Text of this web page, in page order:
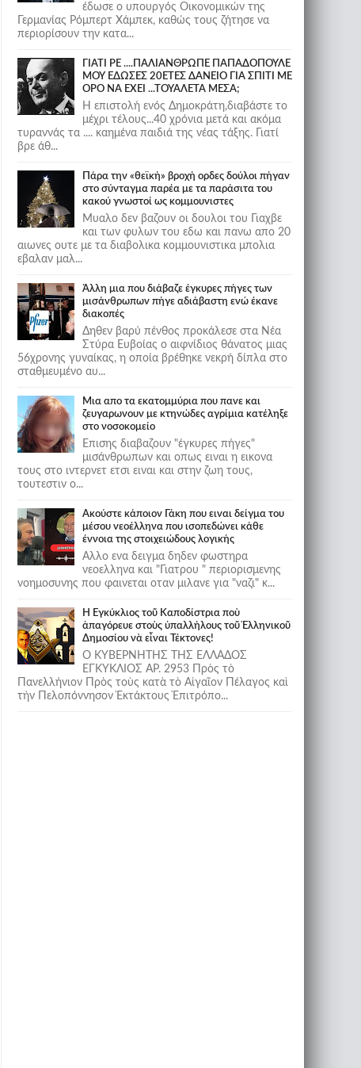
έδωσε ο υπουργός Οικονομικών της
Γερμανίας Ρόμπερτ Χάμπεκ, καθώς τους ζήτησε να
περιορίσουν την κατα...
ΓΙΑΤΙ ΡΕ ....ΠΑΛΙΑΝΘΡΩΠΕ ΠΑΠΑΔΟΠΟΥΛΕ
ΜΟΥ ΕΔΩΣΕΣ 20ΕΤΕΣ ΔΑΝΕΙΟ ΓΙΑ ΣΠΙΤΙ ΜΕ
ΟΡΟ ΝΑ ΕΧΕΙ ...ΤΟΥΑΛΕΤΑ ΜΕΣΑ;
Η επιστολή ενός Δημοκράτη,διαβάστε το
μέχρι τέλους...40 χρόνια μετά και ακόμα
τυραννάς τα .... καημένα παιδιά της νέας τάξης. Γιατί
βρε άθ...
Πάρα την «θεϊκή» βροχή ορδες δούλοι πήγαν
στο σύνταγμα παρέα με τα παράσιτα του
κακού γνωστοί ως κομμουνιστες
Μυαλο δεν βαζουν οι δουλοι του Γιαχβε
και των φυλων του εδω και πανω απο 20
αιωνες ουτε με τα διαβολικα κομμουνιστικα μπολια
εβαλαν μαλ...
Άλλη μια που διάβαζε έγκυρες πήγες των
μισάνθρωπων πήγε αδιάβαστη ενώ έκανε
διακοπές
Δηθεν βαρύ πένθος προκάλεσε στα Νέα
Στύρα Ευβοίας ο αιφνίδιος θάνατος μιας
56χρονης γυναίκας, η οποία βρέθηκε νεκρή δίπλα στο
σταθμευμένο αυ...
Μια απο τα εκατομμύρια που πανε και
ζευγαρωνουν με κτηνώδες αγρίμια κατέληξε
στο νοσοκομείο
Επισης διαβαζουν "έγκυρες πήγες"
μισάνθρωπων και οπως ειναι η εικονα
τους στο ιντερνετ ετσι ειναι και στην ζωη τους,
τουτεστιν ο...
Ακούστε κάποιον Γάκη που ειναι δείγμα του
μέσου νεοέλληνα που ισοπεδώνει κάθε
έννοια της στοιχειώδους λογικής
Αλλο ενα δειγμα δηδεν φωστηρα
νεοελληνα και "Γιατρου " περιορισμενης
νοημοσυνης που φαινεται οταν μιλανε για "ναζι" κ...
Ἡ Ἐγκύκλιος τοῦ Καποδίστρια ποὺ
ἀπαγόρευε στοὺς ὑπαλλήλους τοῦ Ἑλληνικοῦ
Δημοσίου νὰ εἶναι Τέκτονες!
Ο ΚΥΒΕΡΝΗΤΗΣ ΤΗΣ ΕΛΛΑΔΟΣ
ΕΓΚΥΚΛΙΟΣ ΑΡ. 2953 Πρὸς τὸ
Πανελλήνιον Πρὸς τοὺς κατὰ τὸ Αἰγαῖον Πέλαγος καὶ
τὴν Πελοπόννησον Ἐκτάκτους Ἐπιτρόπο...